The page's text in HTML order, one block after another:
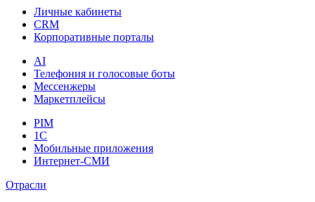
Личные кабинеты
CRM
Корпоративные порталы
AI
Телефония и голосовые боты
Мессенжеры
Маркетплейсы
PIM
1C
Мобильные приложения
Интернет-СМИ
Отрасли